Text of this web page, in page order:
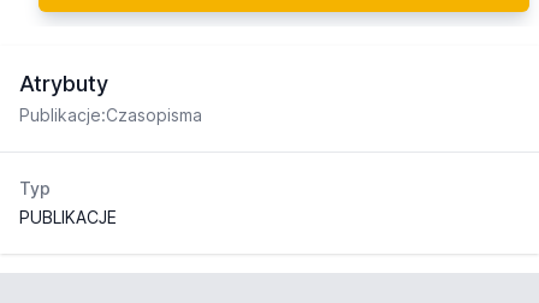
Atrybuty
Publikacje:Czasopisma
Typ
PUBLIKACJE